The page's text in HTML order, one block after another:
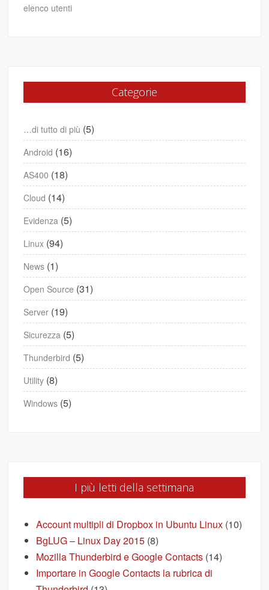
elenco utenti
Categorie
…di tutto di più (5)
Android (16)
AS400 (18)
Cloud (14)
Evidenza (5)
Linux (94)
News (1)
Open Source (31)
Server (19)
Sicurezza (5)
Thunderbird (5)
Utility (8)
Windows (5)
I più letti della settimana
Account multipli di Dropbox in Ubuntu Linux (10)
BgLUG – Linux Day 2015 (8)
Mozilla Thunderbird e Google Contacts (14)
Importare in Google Contacts la rubrica di